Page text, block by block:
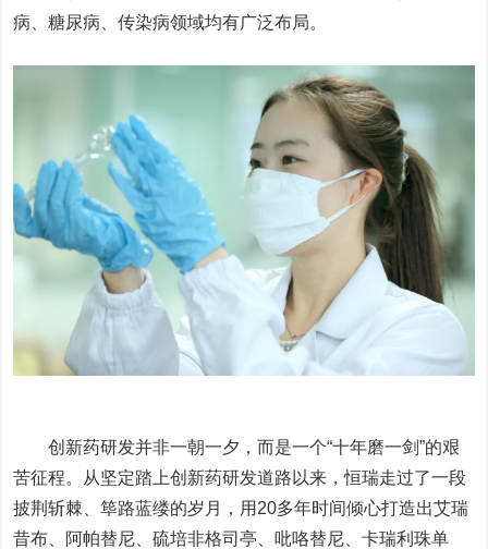
病、糖尿病、传染病领域均有广泛布局。
创新药研发并非一朝一夕，而是一个“十年磨一剑”的艰
苦征程。从坚定踏上创新药研发道路以来，恒瑞走过了一段
披荆斩棘、筚路蓝缕的岁月，用20多年时间倾心打造出艾瑞
昔布、阿帕替尼、硫培非格司亭、吡咯替尼、卡瑞利珠单